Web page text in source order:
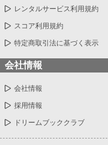
レンタルサービス利用規約
スコア利用規約
特定商取引法に基づく表示
会社情報
会社情報
採用情報
ドリームブッククラブ